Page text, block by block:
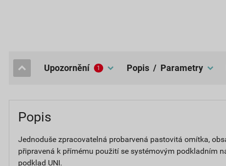
popis / Parametry
upozornění 1
Popis
Jednoduše zpracovatelná probarvená pastovitá omítka,
připravená k přímému použití se systémovým podkladním
podklad UNI.